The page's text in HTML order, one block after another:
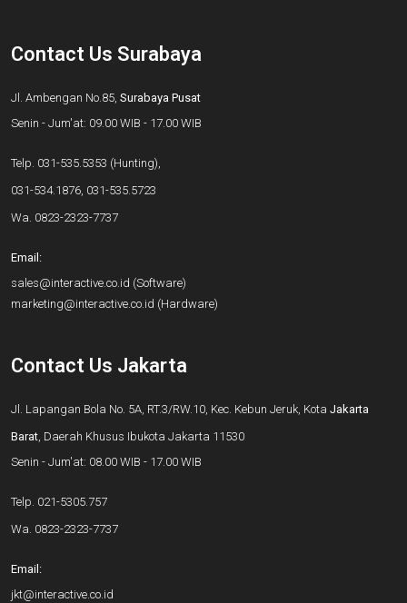
Contact Us Surabaya
Jl. Ambengan No.85, Surabaya Pusat
Senin - Jum'at: 09.00 WIB - 17.00 WIB
Telp. 031-535.5353 (Hunting),
031-534.1876 031-535.5723
Wa. 0823-2323-7737
Email:
sales@interactive.co.id (Software)
marketing@interactive.co.id (Hardware)
Contact Us Jakarta
Jl. Lapangan Bola No. 5A, RT.3/RW.10, Kec. Kebun Jeruk, Kota Jakarta
Barat , Daerah Khusus Ibukota Jakarta 11530
Senin - Jum'at: 08.00 WIB - 17.00 WIB
Telp. 021-5305.757
Wa. 0823-2323-7737
Email:
jkt@interactive.co.id